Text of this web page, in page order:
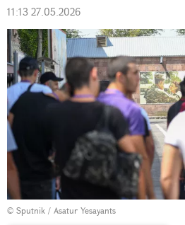
11:13 27.05.2026
© Sputnik / Asatur Yesayants